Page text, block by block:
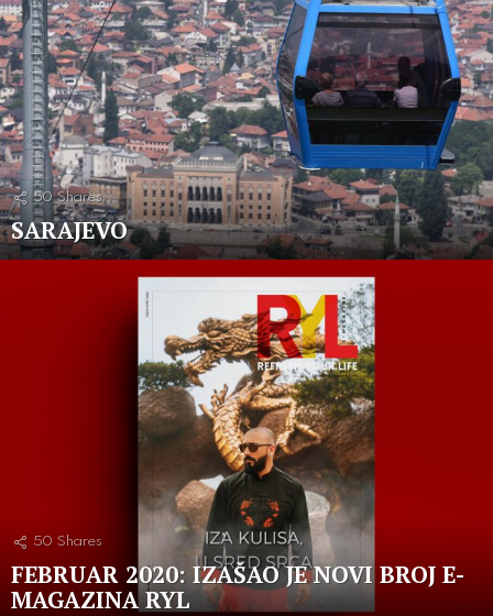
50 Shares
SARAJEVO
50 Shares
FEBRUAR 2020: IZAŠAO JE NOVI BROJ E-
MAGAZINA RYL